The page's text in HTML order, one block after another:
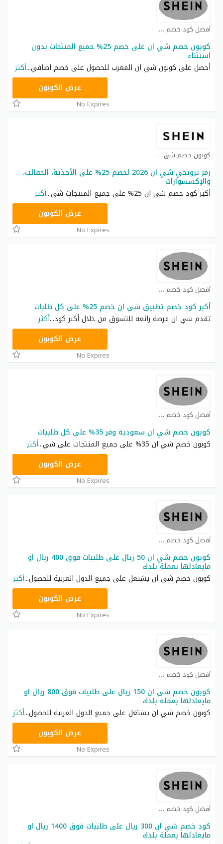
أفضل كود خصم شي ان كوبون
كوبون خصم شي ان على خصم 25% جميع المنتجات بدون
استتناء
أحصل على كوبون شي ان المغرب للحصول على خصم اضافي...أكثر
عرض الكوبون
No Expires
كوبون خصم شي ان كوبون
رمز ترويجي شي ان 2026 لخصم 25% على الأحذية، الحقائب،
والإكسسوارات
أكبر كود خصم شي ان 25% على جميع المنتجات شي
...أكثر
عرض الكوبون
No Expires
أفضل كود خصم شي ان كوبون
أكبر كود خصم تطبيق شي ان خصم 25% على كل طلبات
تقدم شي ان فرصة رائعة للتسوق من خلال أكبر كود...أكثر
عرض الكوبون
No Expires
أفضل كود خصم شي ان كوبون
كوبون خصم شي ان سعودية وفر 35% على كل طلبيات
كوبون خصم شي ان 35% على جميع المنتجات على شي
...أكثر
عرض الكوبون
No Expires
أفضل كود خصم شي ان كوبون
كوبون خصم شي ان 50 ريال على طلبيات فوق 400 ريال او
مايعادلها بعملة بلدك
كوبون خصم شي ان يشتغل على جميع الدول العربية للحصول...أكثر
عرض الكوبون
No Expires
أفضل كود خصم شي ان كوبون
كوبون خصم شي ان 150 ريال على طلبيات فوق 800 ريال او
مايعادلها بعملة بلدك
كوبون خصم شي ان يشتغل على جميع الدول العربية للحصول...أكثر
عرض الكوبون
No Expires
أفضل كود خصم شي ان كوبون
كود خصم شي ان 300 ريال على طلبيات فوق 1400 ريال او
مايعادلها بعملة بلدك